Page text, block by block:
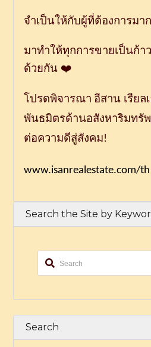
จำเป็นให้กับผู้ที่ต้องการมา
มาทำให้ทุกการขายเป็นก้า
ด้วยกัน ❤️
โปรดพิจารณา อีสาน เรียล
พันธมิตรด้านอสังหาริมทรั
ต่อความดีสู่สังคม!
www.isanrealestate.com/th
Search the Site by
Search